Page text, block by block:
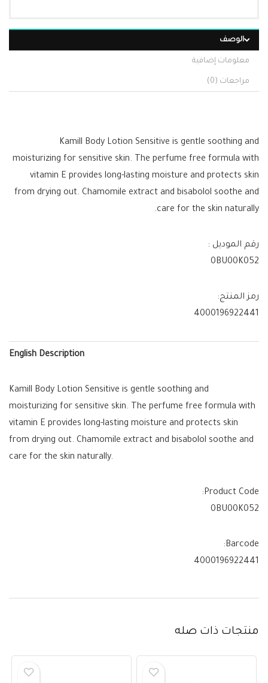
الوصف
معلومات إضافية
مراجعات (0)
Kamill Body Lotion Sensitive is gentle soothing and
moisturizing for sensitive skin. The perfume free formula with
vitamin E provides long-lasting moisture and protects skin
from drying out. Chamomile extract and bisabolol soothe and
care for the skin naturally.
رقم الموديل :
0BU00K052
رمز المنتج:
4000196922441
English Description
Kamill Body Lotion Sensitive is gentle soothing and
moisturizing for sensitive skin. The perfume free formula with
vitamin E provides long-lasting moisture and protects skin
from drying out. Chamomile extract and bisabolol soothe and
care for the skin naturally.
Product Code:
0BU00K052
Barcode:
4000196922441
منتجات ذات صله